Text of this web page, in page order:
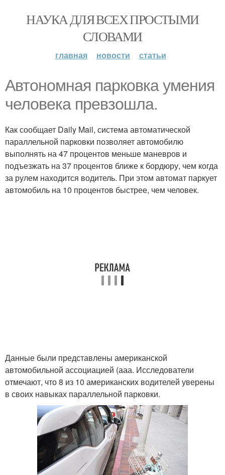
НАУКА ДЛЯ ВСЕХ ПРОСТЫМИ
СЛОВАМИ
главная новости статьи
Автономная парковка умения
человека превзошла.
Как сообщает Daily Mail, система автоматической
параллельной парковки позволяет автомобилю
выполнять на 47 процентов меньше маневров и
подъезжать на 37 процентов ближе к бордюру, чем когда
за рулем находится водитель. При этом автомат паркует
автомобиль на 10 процентов быстрее, чем человек.
Данные были представлены американской
автомобильной ассоциацией (ааа. Исследователи
отмечают, что 8 из 10 американских водителей уверены
в своих навыках параллельной парковки.